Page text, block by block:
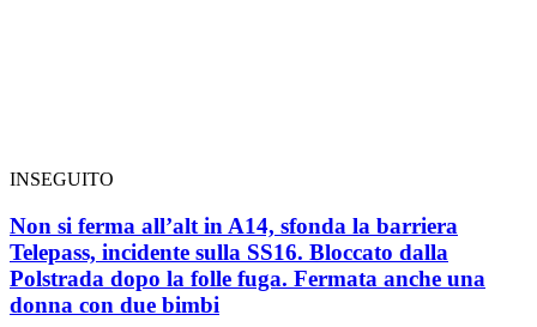
INSEGUITO
Non si ferma all’alt in A14, sfonda la barriera
Telepass, incidente sulla SS16. Bloccato dalla
Polstrada dopo la folle fuga. Fermata anche una
donna con due bimbi